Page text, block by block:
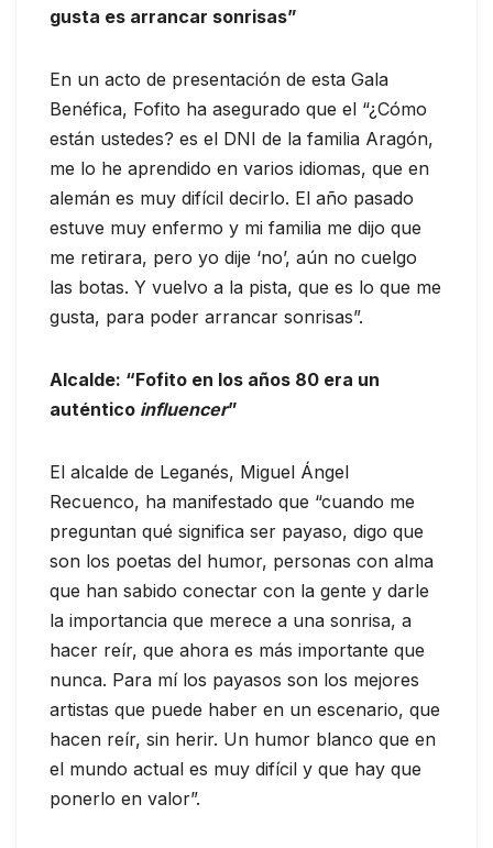
gusta es arrancar sonrisas”
En un acto de presentación de esta Gala
Benéfica, Fofito ha asegurado que el “¿Cómo
están ustedes? es el DNI de la familia Aragón,
me lo he aprendido en varios idiomas, que en
alemán es muy difícil decirlo. El año pasado
estuve muy enfermo y mi familia me dijo que
me retirara, pero yo dije ‘no’, aún no cuelgo
las botas. Y vuelvo a la pista, que es lo que me
gusta, para poder arrancar sonrisas”.
Alcalde: “Fofito en los años 80 era un
auténtico influencer”
El alcalde de Leganés, Miguel Ángel
Recuenco, ha manifestado que “cuando me
preguntan qué significa ser payaso, digo que
son los poetas del humor, personas con alma
que han sabido conectar con la gente y darle
la importancia que merece a una sonrisa, a
hacer reír, que ahora es más importante que
nunca. Para mí los payasos son los mejores
artistas que puede haber en un escenario, que
hacen reír, sin herir. Un humor blanco que en
el mundo actual es muy difícil y que hay que
ponerlo en valor”.